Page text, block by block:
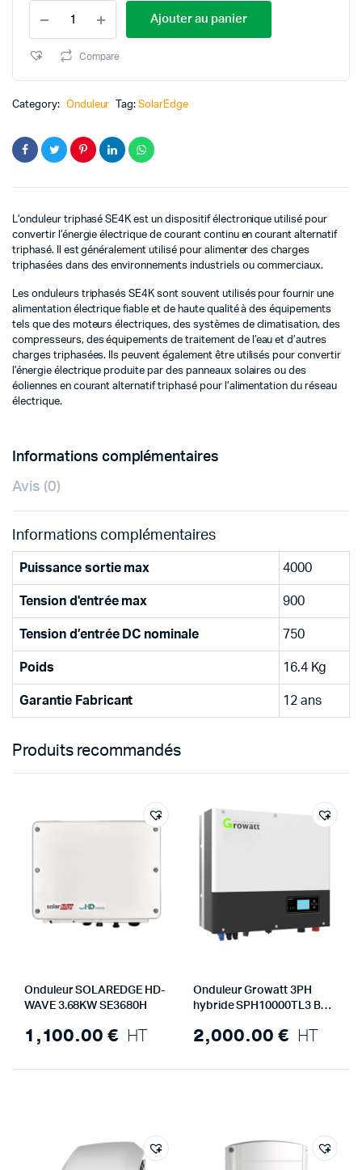
SOLAREDGE
4.0KW
TRIPHASE
quantité
Ajouter au panier
Compare
Category: Onduleur Tag:SolarEdge
L’onduleur triphasé SE4K est un dispositif électronique utilisé pour
convertir l’énergie électrique de courant continu en courant alternatif
triphasé. Il est généralement utilisé pour alimenter des charges
triphasées dans des environnements industriels ou commerciaux.
Les onduleurs triphasés SE4K sont souvent utilisés pour fournir une
alimentation électrique fiable et de haute qualité à des équipements
tels que des moteurs électriques, des systèmes de climatisation, des
compresseurs, des équipements de traitement de l’eau et d’autres
charges triphasées. Ils peuvent également être utilisés pour convertir
l’énergie électrique produite par des panneaux solaires ou des
éoliennes en courant alternatif triphasé pour l’alimentation du réseau
électrique.
Informations complémentaires
Avis (0)
Informations complémentaires
Puissance sortie max 4000
Tension d'entrée max 900
Tension d’entrée DC nominale 750
Poids 16.4 Kg
Garantie Fabricant 12 ans
Produits recommandés
Onduleur SOLAREDGE HD-
WAVE 3.68KW SE3680H
1,100.00 € HT
Onduleur Growatt 3PH
hybride SPH10000TL3 BH-
2,000.00 € HT